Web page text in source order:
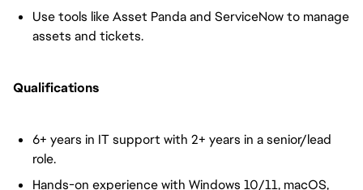
Use tools like Asset Panda and ServiceNow to manage
assets and tickets.
Qualifications
6+ years in IT support with 2+ years in a senior/lead
role.
Hands-on experience with Windows 10/11, macOS,